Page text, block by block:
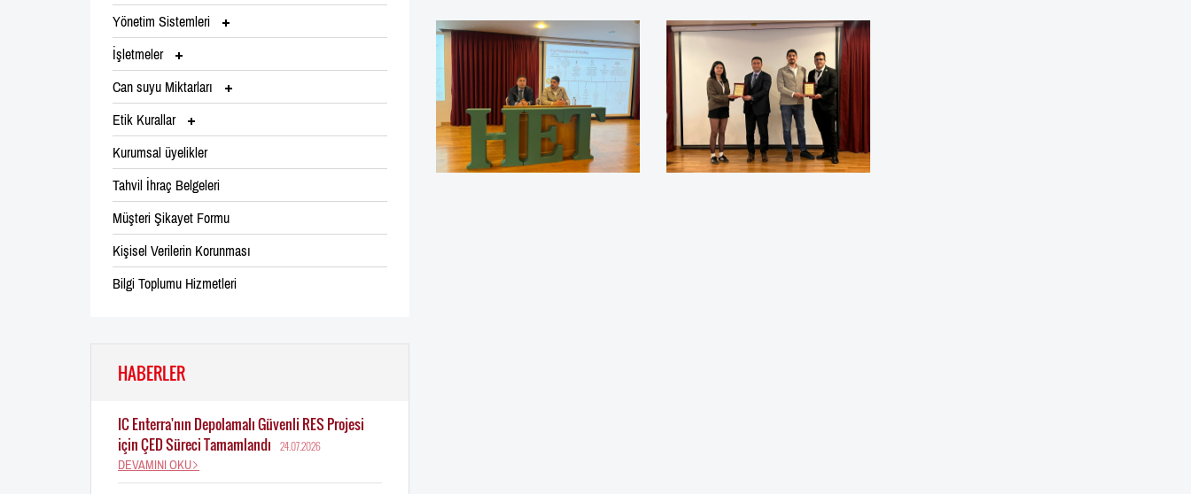
Yönetim Sistemleri
İşletmeler
Can suyu Miktarları
Etik Kurallar
Kurumsal üyelikler
Tahvil İhraç Belgeleri
Müşteri Şikayet Formu
Kişisel Verilerin Korunması
Bilgi Toplumu Hizmetleri
HABERLER
IC Enterra'nın Depolamalı Güvenli RES Projesi
için ÇED Süreci Tamamlandı
24.07.2026
DEVAMINI OKU